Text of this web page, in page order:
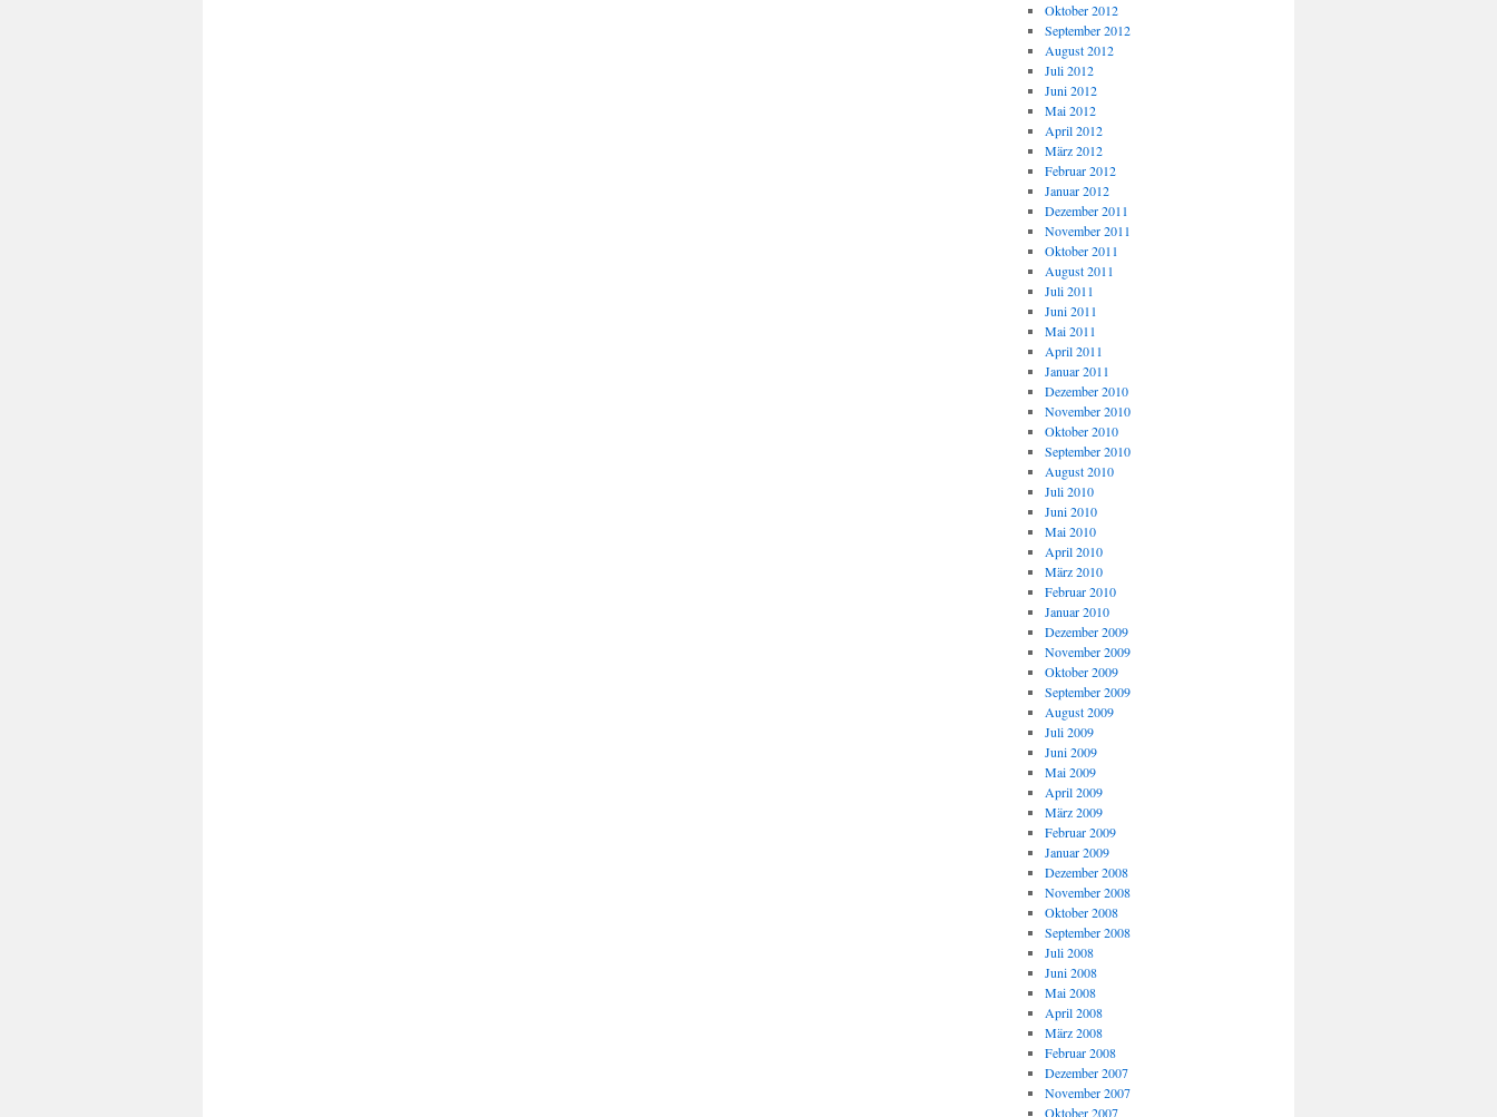
Oktober 2012
September 2012
August 2012
Juli 2012
Juni 2012
Mai 2012
April 2012
März 2012
Februar 2012
Januar 2012
Dezember 2011
November 2011
Oktober 2011
August 2011
Juli 2011
Juni 2011
Mai 2011
April 2011
Januar 2011
Dezember 2010
November 2010
Oktober 2010
September 2010
August 2010
Juli 2010
Juni 2010
Mai 2010
April 2010
März 2010
Februar 2010
Januar 2010
Dezember 2009
November 2009
Oktober 2009
September 2009
August 2009
Juli 2009
Juni 2009
Mai 2009
April 2009
März 2009
Februar 2009
Januar 2009
Dezember 2008
November 2008
Oktober 2008
September 2008
Juli 2008
Juni 2008
Mai 2008
April 2008
März 2008
Februar 2008
Dezember 2007
November 2007
Oktober 2007